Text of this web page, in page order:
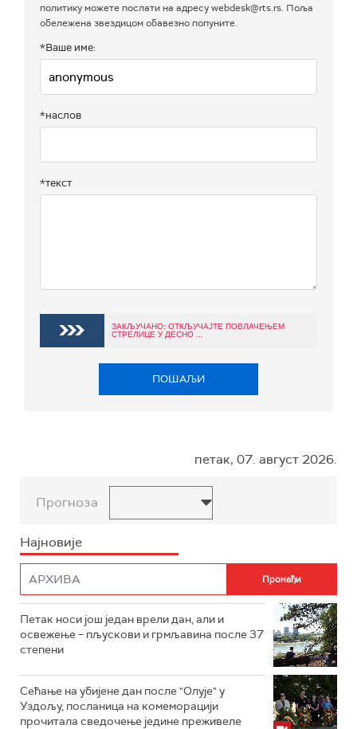
политику можете послати на адресу webdesk@rts.rs. Поља
обележена звездицом обавезно попуните.
*Ваше име:
*наслов
*текст
ЗАКЉУЧАНО: ОТКЉУЧАЈТЕ ПОВЛАЧЕЊЕМ
СТРЕЛИЦЕ У ДЕСНО ...
ПОШАЉИ
петак, 07. август 2026.
Прогноза
Најновије
Петак носи још један врели дан, али и
освежење – пљускови и грмљавина после 37
степени
Сећање на убијене дан после "Олује" у
Уздољу, посланица на комеморацији
прочитала сведочење једине преживеле